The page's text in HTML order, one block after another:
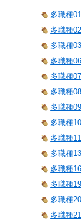
多職種
多職種
多職種
多職種
多職種
多職種
多職種
多職種
多職種
多職種
多職種
多職種
多職種
多職種